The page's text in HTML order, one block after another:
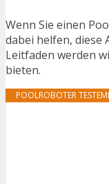
Wenn Sie einen
dabei helfen, diese
Leitfaden werden
bieten.
POOLROBOTER